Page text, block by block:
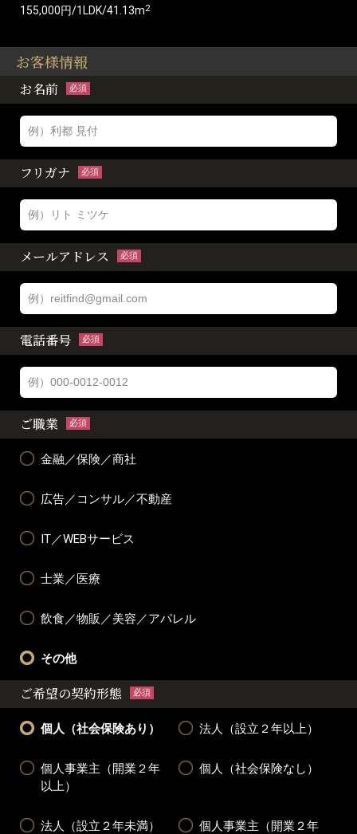
155,000円/1LDK/41.13m2
お客様情報
お名前 必須
フリガナ 必須
メールアドレス 必須
電話番号 必須
ご職業 必須
金融／保険／商社
広告／コンサル／不動産
IT／WEBサービス
士業／医療
飲食／物販／美容／アパレル
その他
ご希望の契約形態 必須
個人（社会保険あり） 法人（設立２年以上）
個人事業主（開業２年
以上）
個人（社会保険なし）
法人（設立２年未満）
個人事業主（開業２年